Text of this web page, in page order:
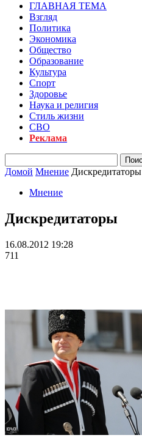
ГЛАВНАЯ ТЕМА
Взгляд
Политика
Экономика
Общество
Образование
Культура
Спорт
Здоровье
Наука и религия
Стиль жизни
СВО
Реклама
Домой Мнение Дискредитаторы
Мнение
Дискредитаторы
16.08.2012 19:28
711